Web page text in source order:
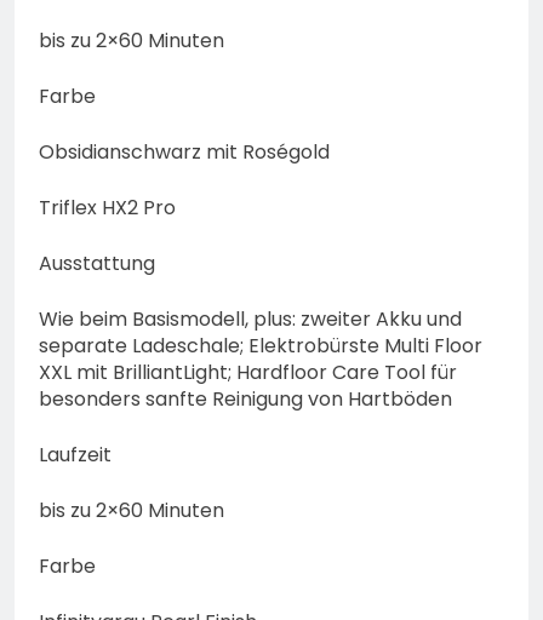
bis zu 2×60 Minuten
Farbe
Obsidianschwarz mit Roségold
Triflex HX2 Pro
Ausstattung
Wie beim Basismodell, plus: zweiter Akku und
separate Ladeschale; Elektrobürste Multi Floor
XXL mit BrilliantLight; Hardfloor Care Tool für
besonders sanfte Reinigung von Hartböden
Laufzeit
bis zu 2×60 Minuten
Farbe